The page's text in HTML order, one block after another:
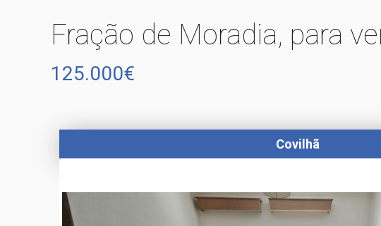
Fração de Moradia, para
125.000€
Covilhã